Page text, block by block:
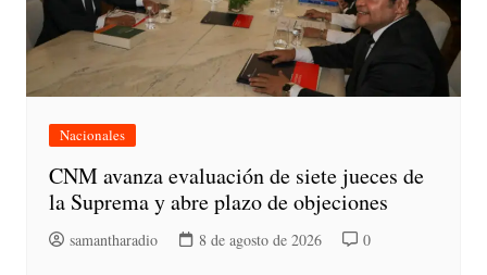
Nacionales
CNM avanza evaluación de siete jueces de
la Suprema y abre plazo de objeciones
samantharadio 8 de agosto de 2026 0